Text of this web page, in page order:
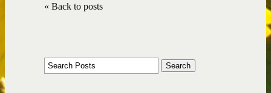
« Back to posts